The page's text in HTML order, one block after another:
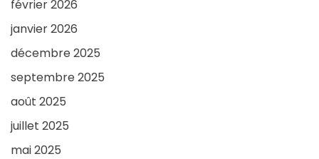
février 2026
janvier 2026
décembre 2025
septembre 2025
août 2025
juillet 2025
mai 2025